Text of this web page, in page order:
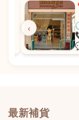
‹
最新補貨